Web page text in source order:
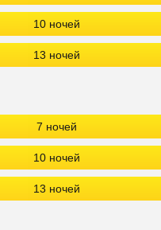
10 ночей
13 ночей
7 ночей
10 ночей
13 ночей